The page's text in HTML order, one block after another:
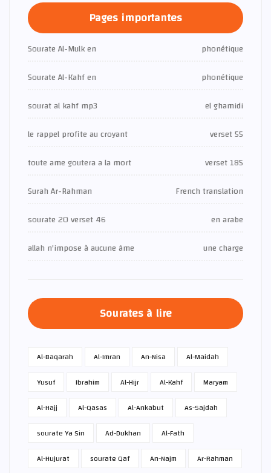
Pages importantes
Sourate Al-Mulk en
phonétique
Sourate Al-Kahf en
phonétique
sourat al kahf mp3
el ghamidi
le rappel profite au croyant
verset 55
toute ame goutera a la mort
verset 185
Surah Ar-Rahman
French translation
sourate 20 verset 46
en arabe
allah n'impose à aucune âme
une charge
Sourates à lire
Al-Baqarah Al-Imran An-Nisa
Al-Maidah
Yusuf
Ibrahim Al-Hijr Al-Kahf
Maryam
Al-Hajj
Al-Qasas Al-Ankabut
As-Sajdah
sourate Ya Sin
Ad-Dukhan
Al-Fath
Al-Hujurat
sourate Qaf An-Najm
Ar-Rahman